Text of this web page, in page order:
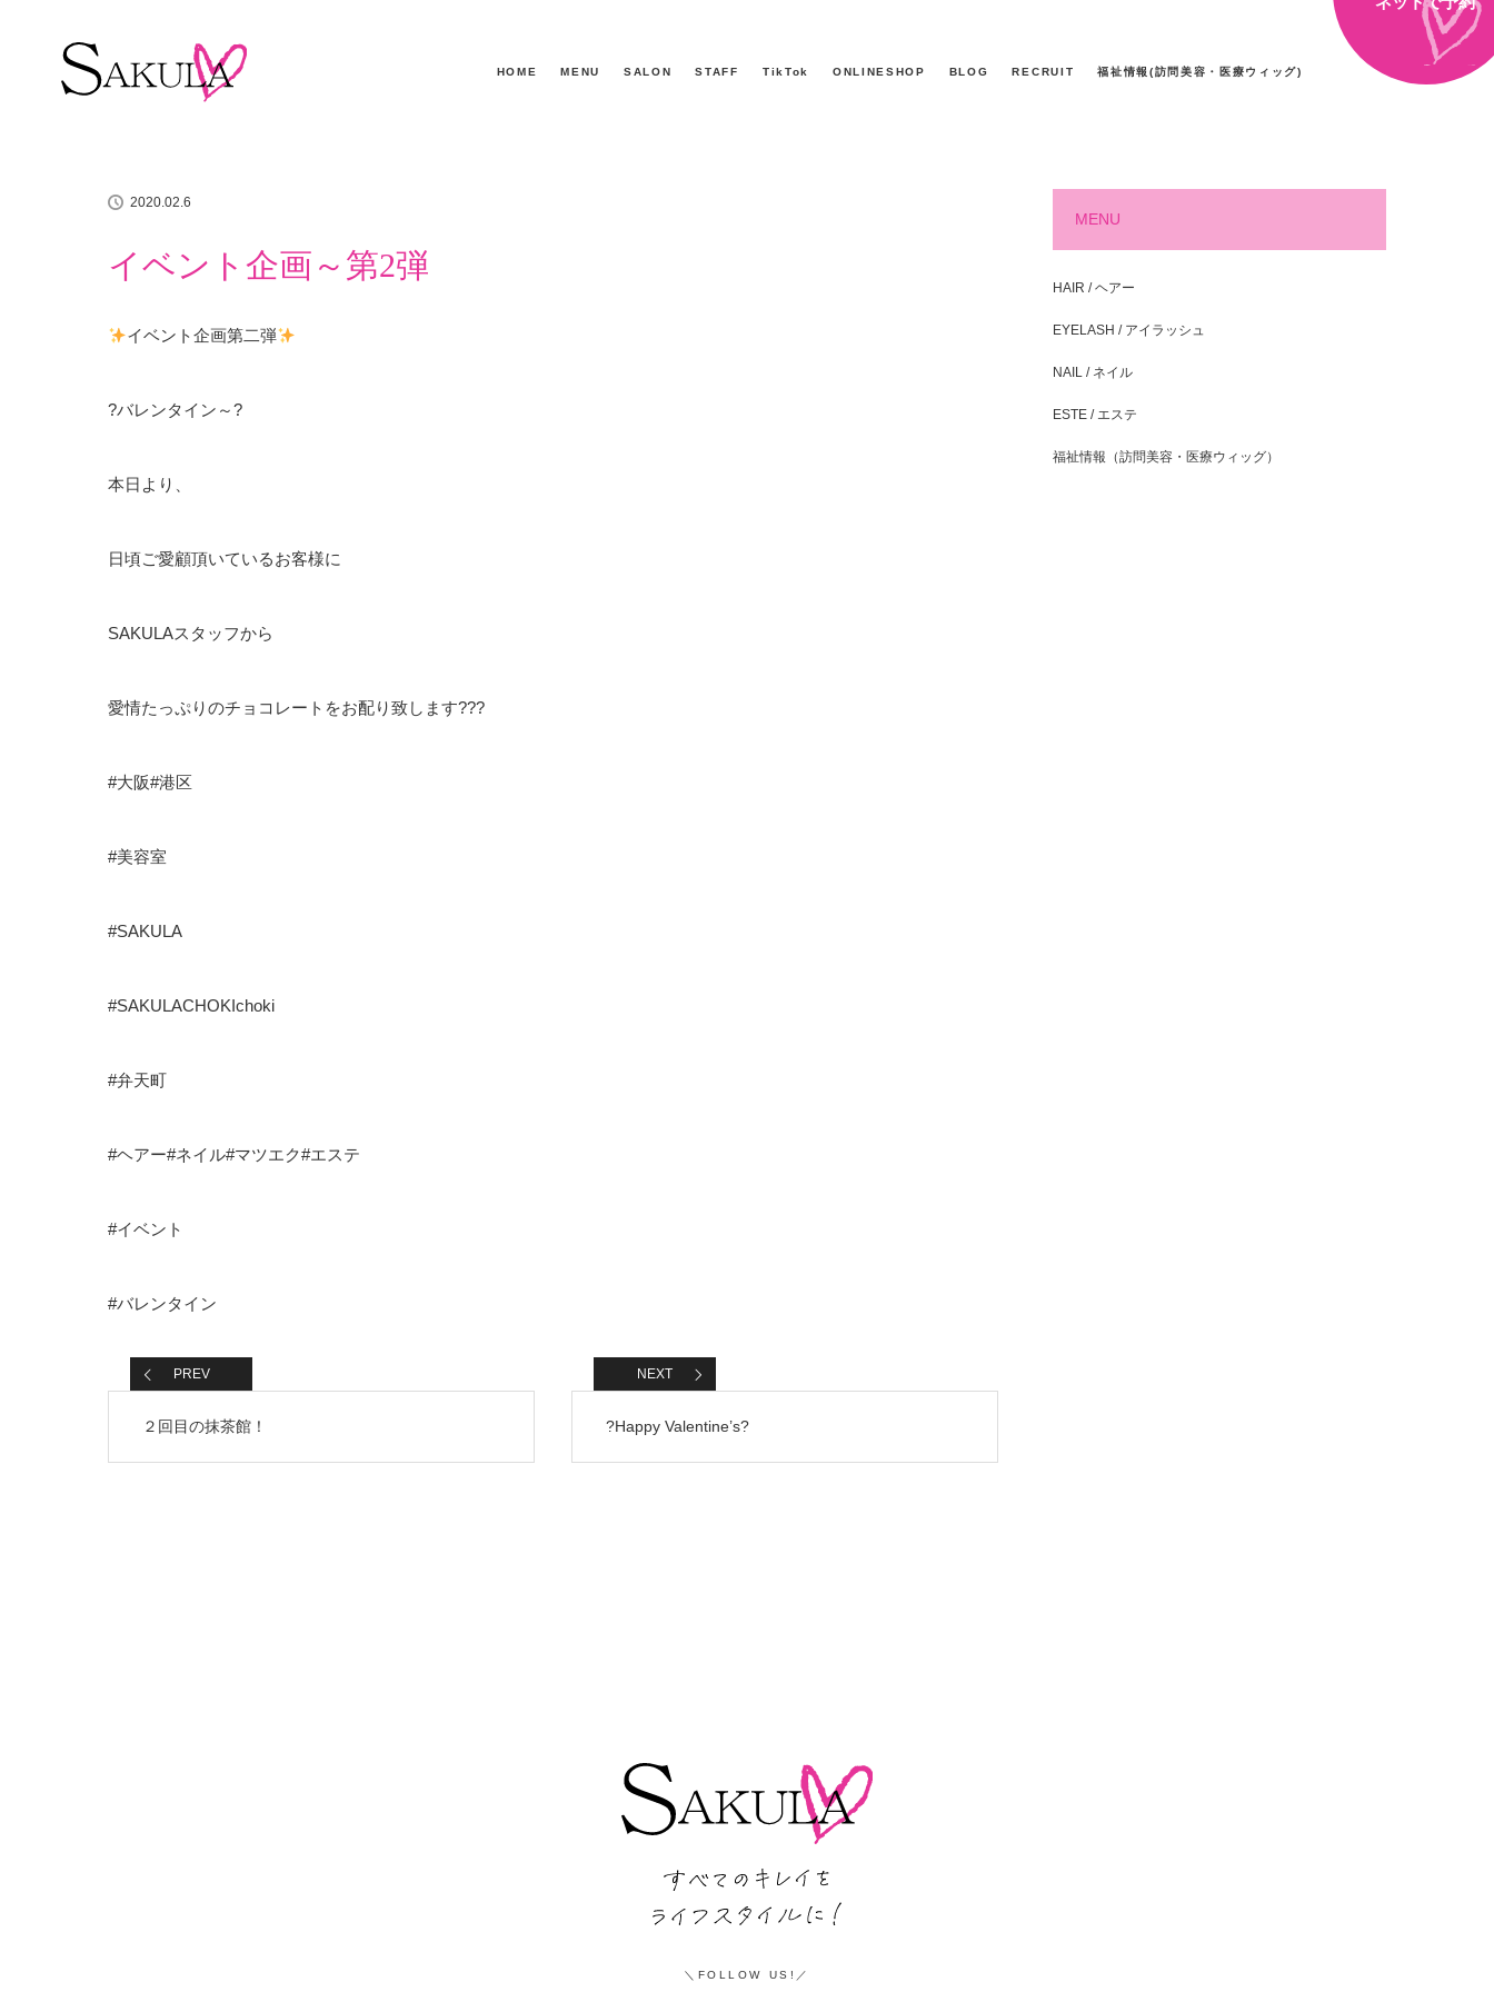
HOME MENU SALON STAFF TikTok ONLINESHOP BLOG RECRUIT 福祉情報(訪問美容・医療ウィッグ)
ホーム
イチオシアイテム
2020.02.6
イベント企画～第2弾
イベント企画第二弾
?バレンタイン～?
本日より、
日頃ご愛顧頂いているお客様に
SAKULAスタッフから
愛情たっぷりのチョコレートをお配り致します???
#大阪#港区
#美容室
#SAKULA
#SAKULACHOKIchoki
#弁天町
#ヘアー#ネイル#マツエク#エステ
#イベント
#バレンタイン
PREV
２回目の抹茶館！
NEXT
?Happy Valentine’s?
MENU
HAIR / ヘアー
EYELASH / アイラッシュ
NAIL / ネイル
ESTE / エステ
福祉情報（訪問美容・医療ウィッグ）
FOLLOW US!